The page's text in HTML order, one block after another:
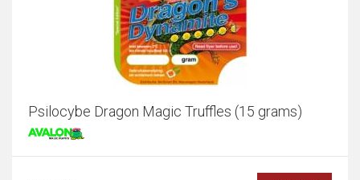
Psilocybe Dragon Magic Truffles (15 grams)